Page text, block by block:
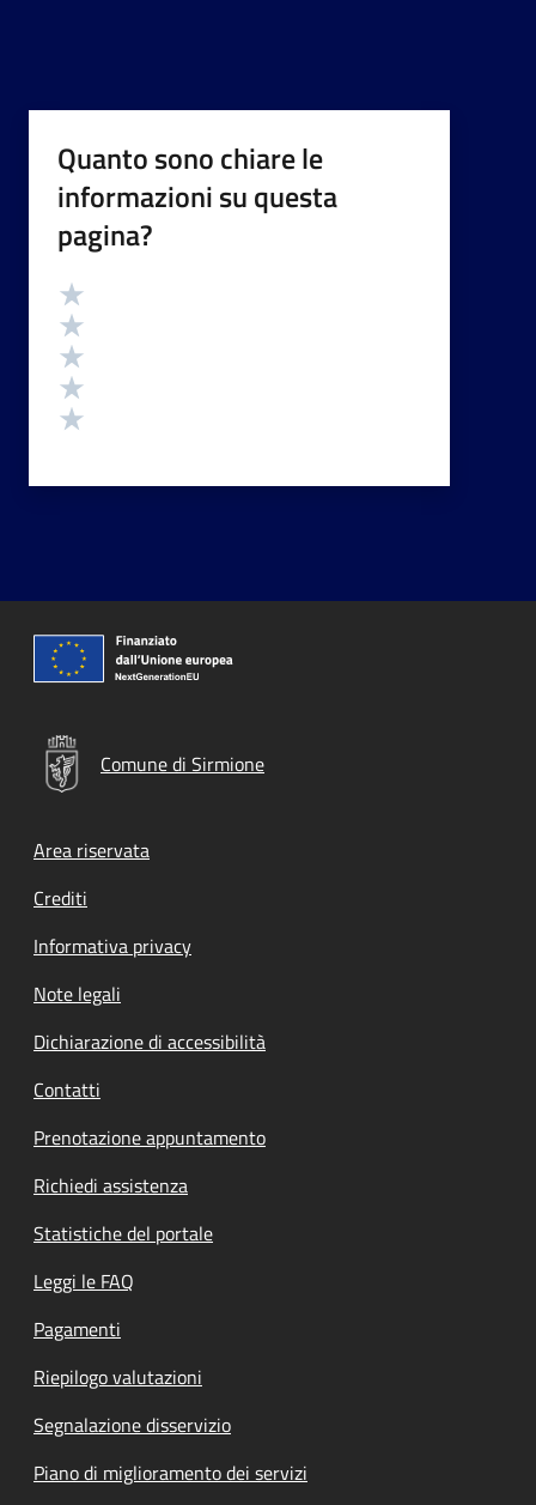
Quanto sono chiare le
informazioni su questa
pagina?
Valutazione
Comune di Sirmione
Footer menu
Area riservata
Crediti
Informativa privacy
Note legali
Dichiarazione di accessibilità
Contatti
Prenotazione appuntamento
Richiedi assistenza
Statistiche del portale
Leggi le FAQ
Pagamenti
Riepilogo valutazioni
Segnalazione disservizio
Piano di miglioramento dei servizi